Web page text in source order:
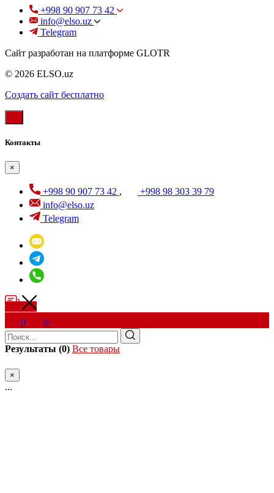
+998 90 907 73 42
info@elso.uz
Telegram
Сайт разработан на платформе GLOTR
© 2026 ELSO.uz
Создать cайт бесплатно
Контакты
×
+998 90 907 73 42 ,
+998 98 303 39 79
info@elso.uz
Telegram
0 0
Результаты (0) Все товары
×
...